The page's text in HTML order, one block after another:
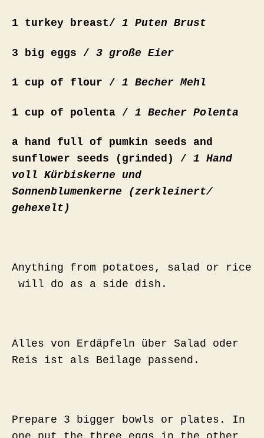
1 turkey breast/ 1 Puten Brust
3 big eggs / 3 große Eier
1 cup of flour / 1 Becher Mehl
1 cup of polenta / 1 Becher Polenta
a hand full of pumkin seeds and
sunflower seeds (grinded) / 1 Hand
voll Kürbiskerne und
Sonnenblumenkerne (zerkleinert/
gehexelt)
Anything from potatoes, salad or rice
will do as a side dish.
Alles von Erdäpfeln über Salad oder
Reis ist als Beilage passend.
Prepare 3 bigger bowls or plates. In